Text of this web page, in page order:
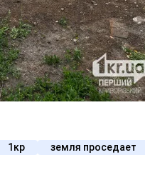
1кр земля проседает